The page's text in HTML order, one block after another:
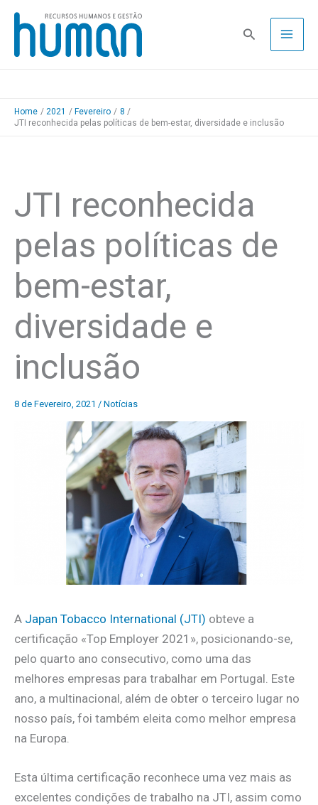
Skip
content
Pesquisa
Home 2021 Fevereiro
8
JTI reconhecida pelas políticas de bem-estar, diversidade e inclusão
JTI reconhecida
pelas políticas de
bem-estar,
diversidade e
inclusão
8 de Fevereiro, 2021 / Notícias
A Japan Tobacco International (JTI) obteve a
certificação «Top Employer 2021», posicionando-se,
pelo quarto ano consecutivo, como uma das
melhores empresas para trabalhar em Portugal. Este
ano, a multinacional, além de obter o terceiro lugar no
nosso país, foi também eleita como melhor empresa
na Europa.
Esta última certificação reconhece uma vez mais as
excelentes condições de trabalho na JTI, assim como